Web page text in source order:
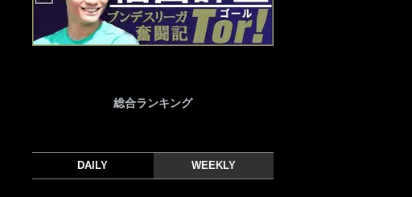
総合ランキング
DAILY WEEKLY